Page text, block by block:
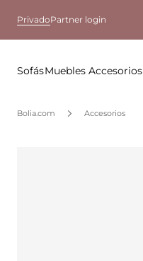
PrivadoPartner login
SofásMuebles Accesorios
Bolia.com Accesorios